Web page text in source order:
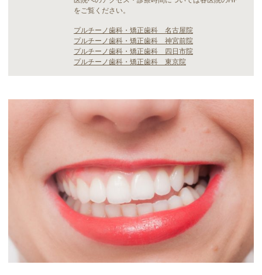
をご覧ください。
プルチーノ歯科・矯正歯科 名古屋院
プルチーノ歯科・矯正歯科 神宮前院
プルチーノ歯科・矯正歯科 四日市院
プルチーノ歯科・矯正歯科 東京院